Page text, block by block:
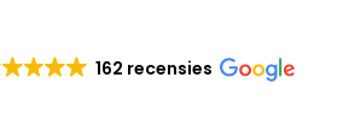
162 recensies